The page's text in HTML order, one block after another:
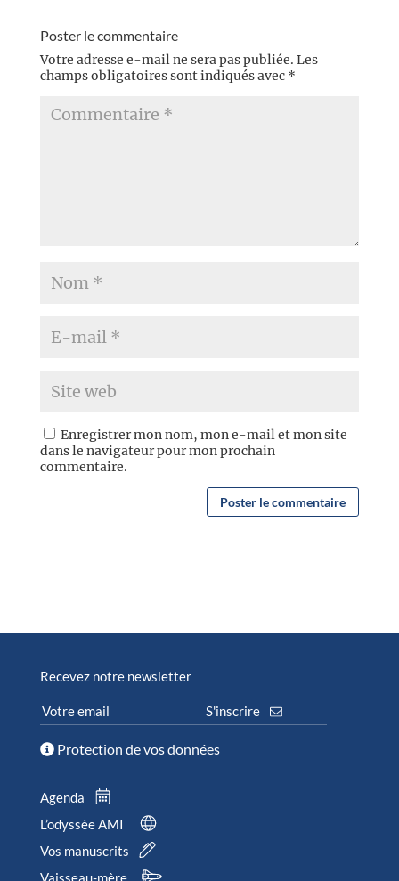
Poster le commentaire
Votre adresse e-mail ne sera pas publiée. Les
champs obligatoires sont indiqués avec *
Enregistrer mon nom, mon e-mail et mon site
dans le navigateur pour mon prochain
commentaire.
Recevez notre newsletter
Protection de vos données
Agenda
L’odyssée AMI
Vos manuscrits
Vaisseau-mère